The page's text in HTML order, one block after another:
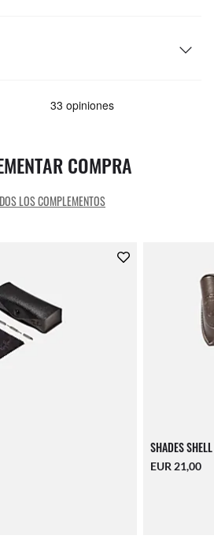
COMPRA
LOS COMPLEMENTOS
SHADES
EUR 21,00